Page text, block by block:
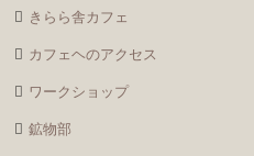
きらら舎カフェ
カフェヘのアクセス
ワークショップ
鉱物部